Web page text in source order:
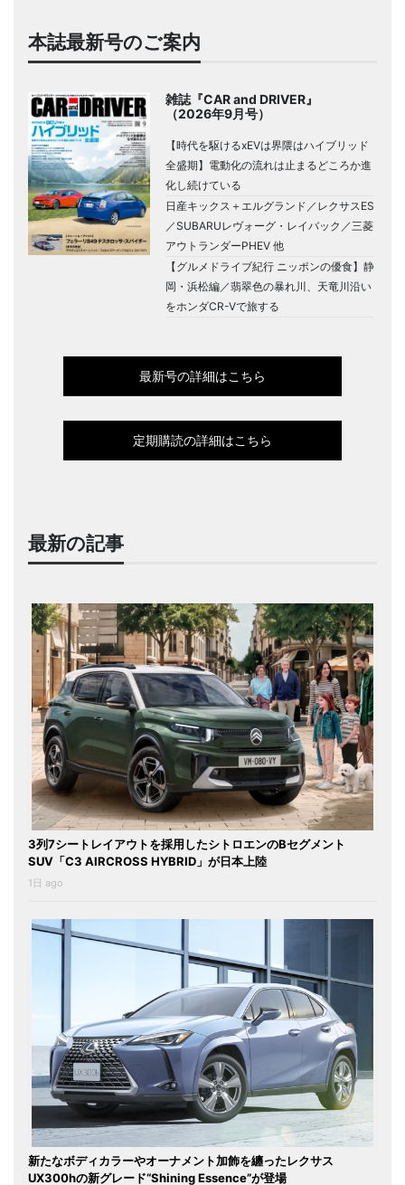
本誌最新号のご案内
雑誌『CAR and DRIVER』
（2026年9月号）
【時代を駆けるxEVは界隈はハイブリッド
全盛期】電動化の流れは止まるどころか進
化し続けている
日産キックス＋エルグランド／レクサスES
／SUBARUレヴォーグ・レイバック／三菱
アウトランダーPHEV 他
【グルメドライブ紀行 ニッポンの優食】静
岡・浜松編／翡翠色の暴れ川、天竜川沿い
をホンダCR-Vで旅する
最新号の詳細はこちら
定期購読の詳細はこちら
最新の記事
3列7シートレイアウトを採用したシトロエンのBセグメント
SUV「C3 AIRCROSS HYBRID」が日本上陸
1日 ago
新たなボディカラーやオーナメント加飾を纏ったレクサス
UX300hの新グレード“Shining Essence”が登場